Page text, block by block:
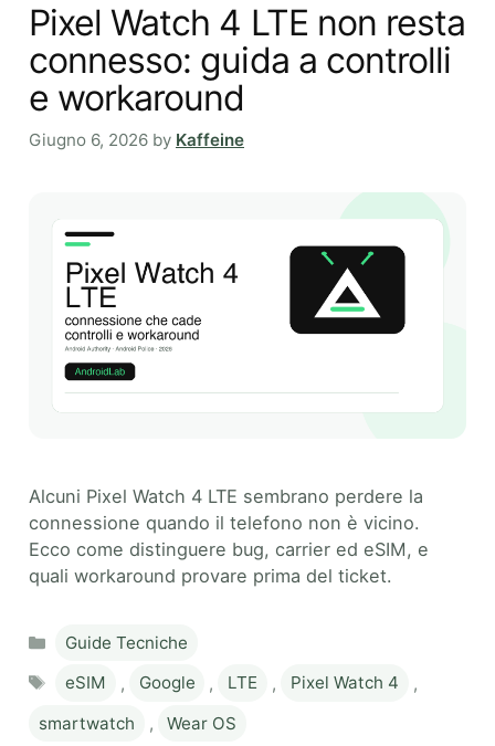
Pixel Watch 4 LTE non resta
connesso: guida a controlli
e workaround
Giugno 6, 2026 by Kaffeine
Alcuni Pixel Watch 4 LTE sembrano perdere la
connessione quando il telefono non è vicino.
Ecco come distinguere bug, carrier ed eSIM, e
quali workaround provare prima del ticket.
Categories
Guide Tecniche
Tags
eSIM , Google , LTE , Pixel Watch 4
,
smartwatch
,
Wear OS